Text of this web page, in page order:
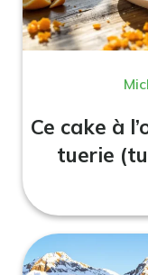
Ce cake à
tuerie